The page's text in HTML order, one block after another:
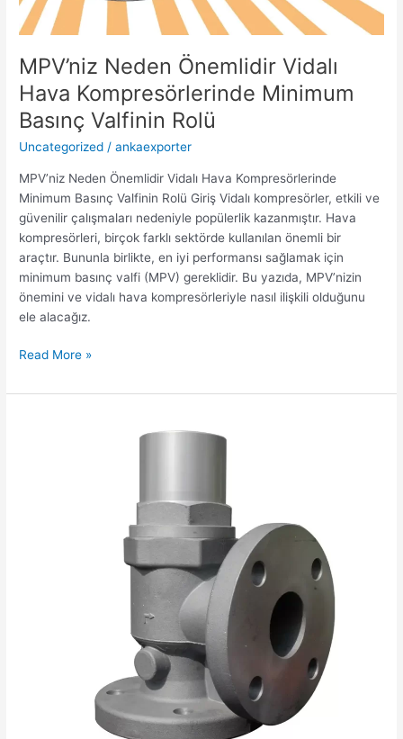
MPV’niz Neden Önemlidir Vidalı
Hava Kompresörlerinde Minimum
Basınç Valfinin Rolü
Uncategorized /ankaexporter
MPV’niz Neden Önemlidir Vidalı Hava Kompresörlerinde
Minimum Basınç Valfinin Rolü Giriş Vidalı kompresörler, etkili ve
güvenilir çalışmaları nedeniyle popülerlik kazanmıştır. Hava
kompresörleri, birçok farklı sektörde kullanılan önemli bir
araçtır. Bununla birlikte, en iyi performansı sağlamak için
minimum basınç valfi (MPV) gereklidir. Bu yazıda, MPV’nizin
önemini ve vidalı hava kompresörleriyle nasıl ilişkili olduğunu
ele alacağız.
Read More »